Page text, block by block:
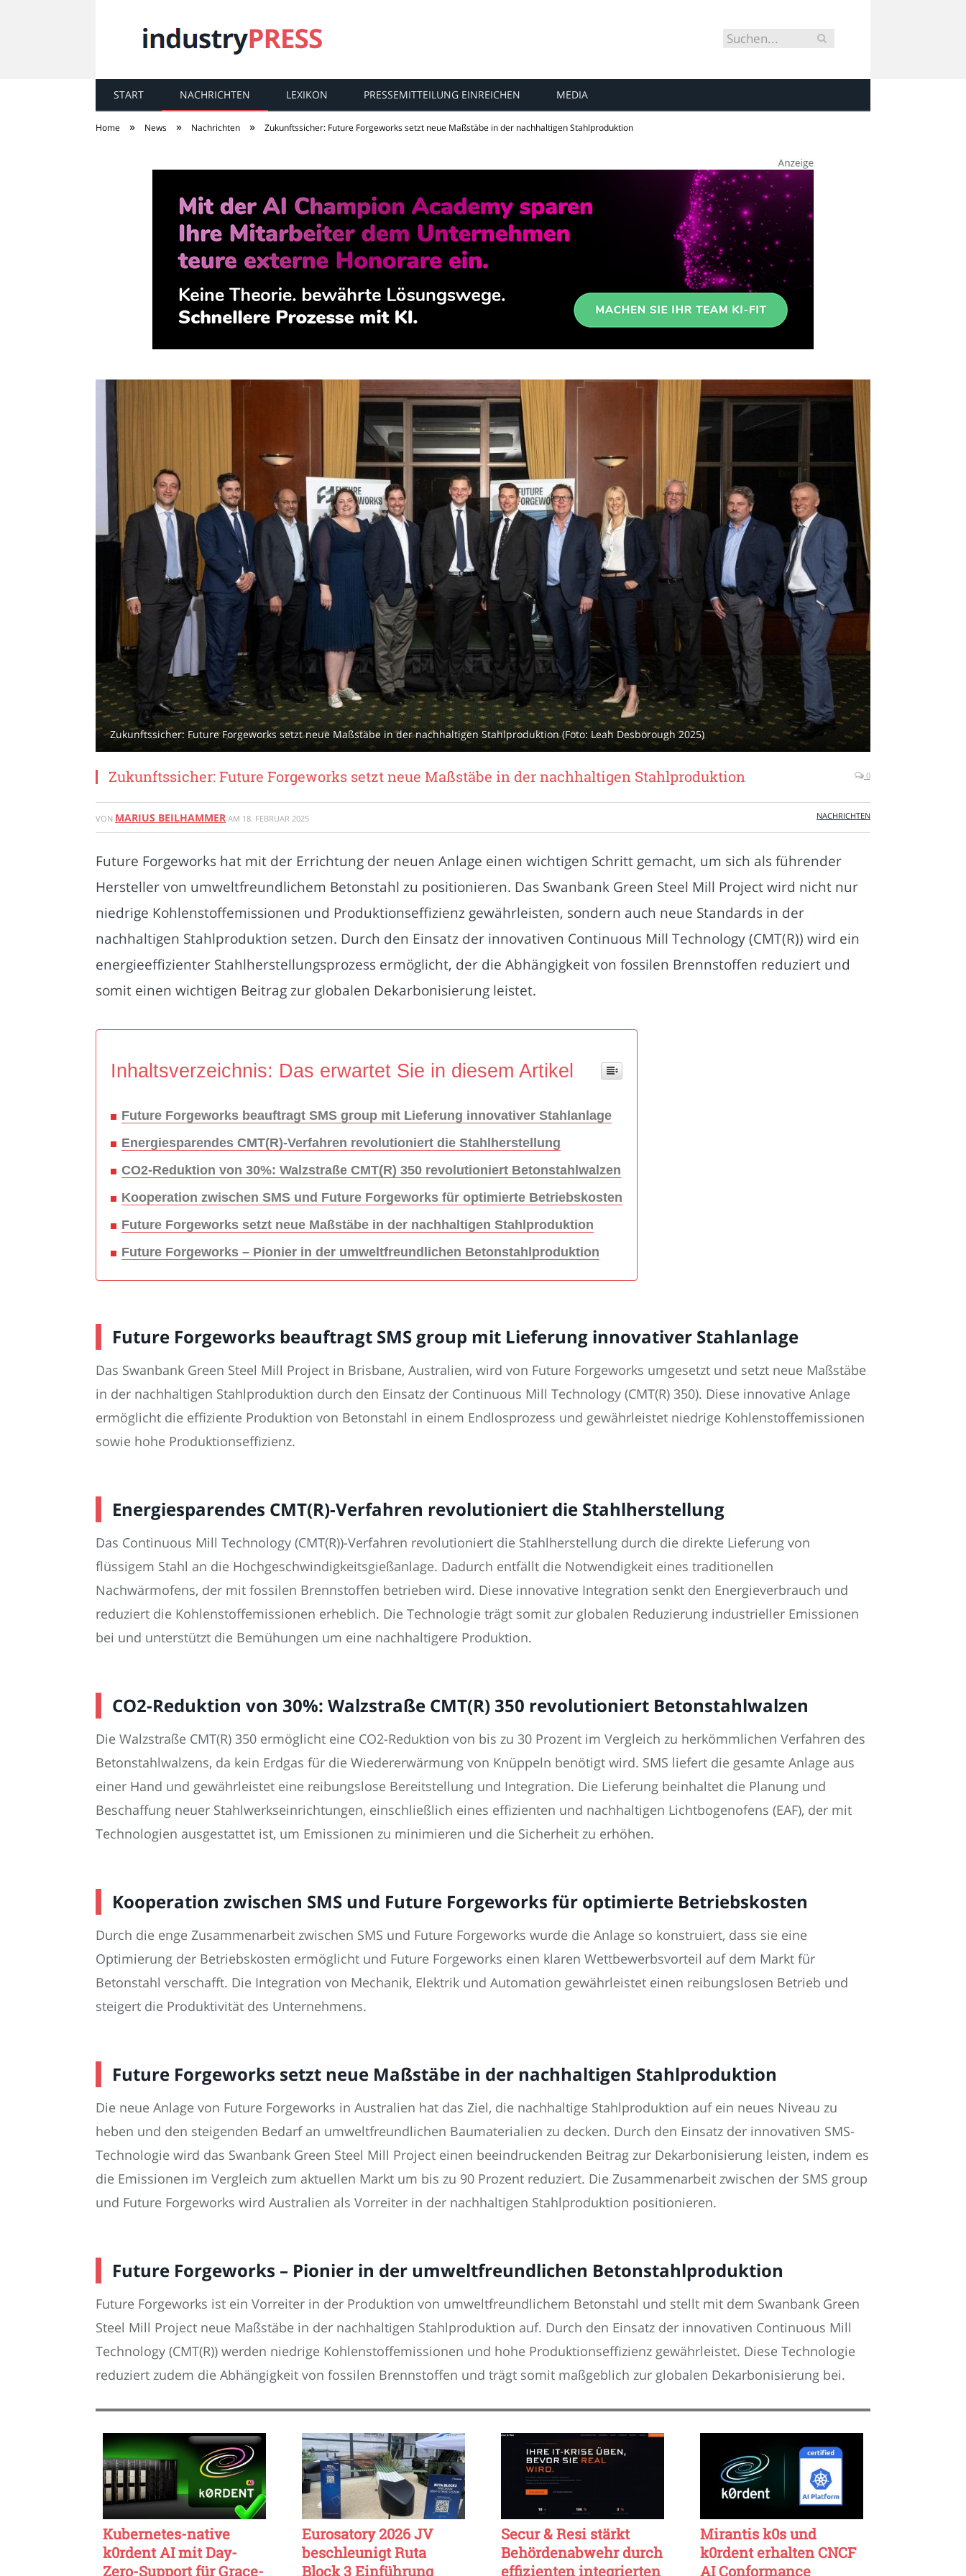
industryPRESS
START NACHRICHTEN LEXIKON PRESSEMITTEILUNG EINREICHEN MEDIA
Home » News » Nachrichten » Zukunftssicher: Future Forgeworks setzt neue Maßstäbe in der nachhaltigen Stahlproduktion
Zukunftssicher: Future Forgeworks setzt neue Maßstäbe in der nachhaltigen Stahlproduktion (Foto: Leah Desborough 2025)
Zukunftssicher: Future Forgeworks setzt neue Maßstäbe in der nachhaltigen Stahlproduktion 0
VON MARIUS BEILHAMMER AM 18. FEBRUAR 2025 NACHRICHTEN
Future Forgeworks hat mit der Errichtung der neuen Anlage einen wichtigen Schritt gemacht, um sich als führender
Hersteller von umweltfreundlichem Betonstahl zu positionieren. Das Swanbank Green Steel Mill Project wird nicht nur
niedrige Kohlenstoffemissionen und Produktionseffizienz gewährleisten, sondern auch neue Standards in der
nachhaltigen Stahlproduktion setzen. Durch den Einsatz der innovativen Continuous Mill Technology (CMT(R)) wird ein
energieeffizienter Stahlherstellungsprozess ermöglicht, der die Abhängigkeit von fossilen Brennstoffen reduziert und
somit einen wichtigen Beitrag zur globalen Dekarbonisierung leistet.
Inhaltsverzeichnis: Das erwartet Sie in diesem Artikel
Future Forgeworks beauftragt SMS group mit Lieferung innovativer Stahlanlage
Energiesparendes CMT(R)-Verfahren revolutioniert die Stahlherstellung
CO2-Reduktion von 30%: Walzstraße CMT(R) 350 revolutioniert Betonstahlwalzen
Kooperation zwischen SMS und Future Forgeworks für optimierte Betriebskosten
Future Forgeworks setzt neue Maßstäbe in der nachhaltigen Stahlproduktion
Future Forgeworks – Pionier in der umweltfreundlichen Betonstahlproduktion
Future Forgeworks beauftragt SMS group mit Lieferung innovativer Stahlanlage
Das Swanbank Green Steel Mill Project in Brisbane, Australien, wird von Future Forgeworks umgesetzt und setzt neue Maßstäbe
in der nachhaltigen Stahlproduktion durch den Einsatz der Continuous Mill Technology (CMT(R) 350). Diese innovative Anlage
ermöglicht die effiziente Produktion von Betonstahl in einem Endlosprozess und gewährleistet niedrige Kohlenstoffemissionen
sowie hohe Produktionseffizienz.
Energiesparendes CMT(R)-Verfahren revolutioniert die Stahlherstellung
Das Continuous Mill Technology (CMT(R))-Verfahren revolutioniert die Stahlherstellung durch die direkte Lieferung von
flüssigem Stahl an die Hochgeschwindigkeitsgießanlage. Dadurch entfällt die Notwendigkeit eines traditionellen
Nachwärmofens, der mit fossilen Brennstoffen betrieben wird. Diese innovative Integration senkt den Energieverbrauch und
reduziert die Kohlenstoffemissionen erheblich. Die Technologie trägt somit zur globalen Reduzierung industrieller Emissionen
bei und unterstützt die Bemühungen um eine nachhaltigere Produktion.
CO2-Reduktion von 30%: Walzstraße CMT(R) 350 revolutioniert Betonstahlwalzen
Die Walzstraße CMT(R) 350 ermöglicht eine CO2-Reduktion von bis zu 30 Prozent im Vergleich zu herkömmlichen Verfahren des
Betonstahlwalzens, da kein Erdgas für die Wiedererwärmung von Knüppeln benötigt wird. SMS liefert die gesamte Anlage aus
einer Hand und gewährleistet eine reibungslose Bereitstellung und Integration. Die Lieferung beinhaltet die Planung und
Beschaffung neuer Stahlwerkseinrichtungen, einschließlich eines effizienten und nachhaltigen Lichtbogenofens (EAF), der mit
Technologien ausgestattet ist, um Emissionen zu minimieren und die Sicherheit zu erhöhen.
Kooperation zwischen SMS und Future Forgeworks für optimierte Betriebskosten
Durch die enge Zusammenarbeit zwischen SMS und Future Forgeworks wurde die Anlage so konstruiert, dass sie eine
Optimierung der Betriebskosten ermöglicht und Future Forgeworks einen klaren Wettbewerbsvorteil auf dem Markt für
Betonstahl verschafft. Die Integration von Mechanik, Elektrik und Automation gewährleistet einen reibungslosen Betrieb und
steigert die Produktivität des Unternehmens.
Future Forgeworks setzt neue Maßstäbe in der nachhaltigen Stahlproduktion
Die neue Anlage von Future Forgeworks in Australien hat das Ziel, die nachhaltige Stahlproduktion auf ein neues Niveau zu
heben und den steigenden Bedarf an umweltfreundlichen Baumaterialien zu decken. Durch den Einsatz der innovativen SMS-
Technologie wird das Swanbank Green Steel Mill Project einen beeindruckenden Beitrag zur Dekarbonisierung leisten, indem es
die Emissionen im Vergleich zum aktuellen Markt um bis zu 90 Prozent reduziert. Die Zusammenarbeit zwischen der SMS group
und Future Forgeworks wird Australien als Vorreiter in der nachhaltigen Stahlproduktion positionieren.
Future Forgeworks – Pionier in der umweltfreundlichen Betonstahlproduktion
Future Forgeworks ist ein Vorreiter in der Produktion von umweltfreundlichem Betonstahl und stellt mit dem Swanbank Green
Steel Mill Project neue Maßstäbe in der nachhaltigen Stahlproduktion auf. Durch den Einsatz der innovativen Continuous Mill
Technology (CMT(R)) werden niedrige Kohlenstoffemissionen und hohe Produktionseffizienz gewährleistet. Diese Technologie
reduziert zudem die Abhängigkeit von fossilen Brennstoffen und trägt somit maßgeblich zur globalen Dekarbonisierung bei.
Kubernetes-native
k0rdent AI mit Day-
Zero-Support für Grace-
Eurosatory 2026 JV
beschleunigt Ruta
Block 3 Einführung
Secur & Resi stärkt
Behördenabwehr durch
effizienten integrierten
Mirantis k0s und
k0rdent erhalten CNCF
AI Conformance